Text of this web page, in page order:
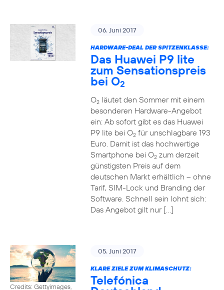
06. Juni 2017
HARDWARE-DEAL DER SPITZENKLASSE:
Das Huawei P9 lite
zum Sensationspreis
bei O2
O2läutet den Sommer mit einem
besonderen Hardware-Angebot
ein: Ab sofort gibt es das Huawei
P9 lite bei O2für unschlagbare 193
Euro. Damit ist das hochwertige
Smartphone bei O2zum derzeit
günstigsten Preis auf dem
deutschen Markt erhältlich – ohne
Tarif, SIM-Lock und Branding der
Software. Schnell sein lohnt sich:
Das Angebot gilt nur […]
Credits: Gettyimages,
05. Juni 2017
KLARE ZIELE ZUM KLIMASCHUTZ:
Telefónica